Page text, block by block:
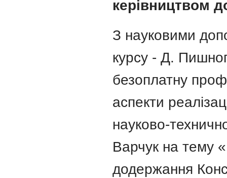
керівництвом
З науковими
курсу - Д.
безоплатну
аспекти
науково-
Варчук на тему
додержання